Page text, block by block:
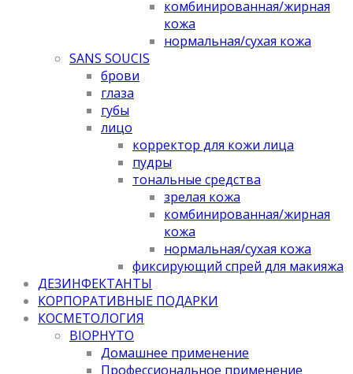
комбинированная/жирная
кожа
нормальная/cухая кожа
SANS SOUCIS
брови
глаза
губы
лицо
корректор для кожи лица
пудры
тональные средства
зрелая кожа
комбинированная/жирная
кожа
нормальная/cухая кожа
фиксирующий спрей для макияжа
ДЕЗИНФЕКТАНТЫ
КОРПОРАТИВНЫЕ ПОДАРКИ
КОСМЕТОЛОГИЯ
BIOPHYTO
Домашнее применение
Профессиональное применение